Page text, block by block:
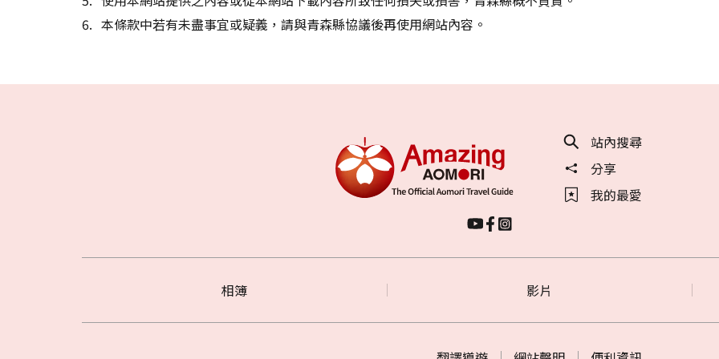
本條款中若有未盡事宜或疑義，請與青森縣協議後再使用網站內容。
站內搜尋
分享
我的最愛
相簿 影片